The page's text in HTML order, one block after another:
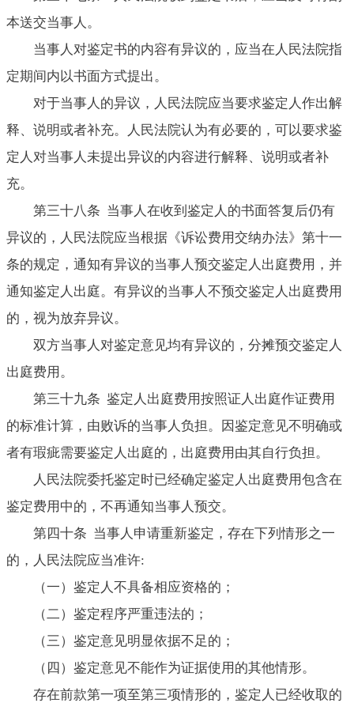
本送交当事人。
当事人对鉴定书的内容有异议的，应当在人民法院指
定期间内以书面方式提出。
对于当事人的异议，人民法院应当要求鉴定人作出解
释、说明或者补充。人民法院认为有必要的，可以要求鉴
定人对当事人未提出异议的内容进行解释、说明或者补
充。
第三十八条 当事人在收到鉴定人的书面答复后仍有
异议的，人民法院应当根据《诉讼费用交纳办法》第十一
条的规定，通知有异议的当事人预交鉴定人出庭费用，并
通知鉴定人出庭。有异议的当事人不预交鉴定人出庭费用
的，视为放弃异议。
双方当事人对鉴定意见均有异议的，分摊预交鉴定人
出庭费用。
第三十九条 鉴定人出庭费用按照证人出庭作证费用
的标准计算，由败诉的当事人负担。因鉴定意见不明确或
者有瑕疵需要鉴定人出庭的，出庭费用由其自行负担。
人民法院委托鉴定时已经确定鉴定人出庭费用包含在
鉴定费用中的，不再通知当事人预交。
第四十条 当事人申请重新鉴定，存在下列情形之一
的，人民法院应当准许:
（一）鉴定人不具备相应资格的；
（二）鉴定程序严重违法的；
（三）鉴定意见明显依据不足的；
（四）鉴定意见不能作为证据使用的其他情形。
存在前款第一项至第三项情形的，鉴定人已经收取的